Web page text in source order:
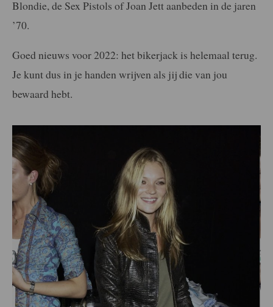
Blondie, de Sex Pistols of Joan Jett aanbeden in de jaren
’70.
Goed nieuws voor 2022: het bikerjack is helemaal terug.
Je kunt dus in je handen wrijven als jij die van jou
bewaard hebt.